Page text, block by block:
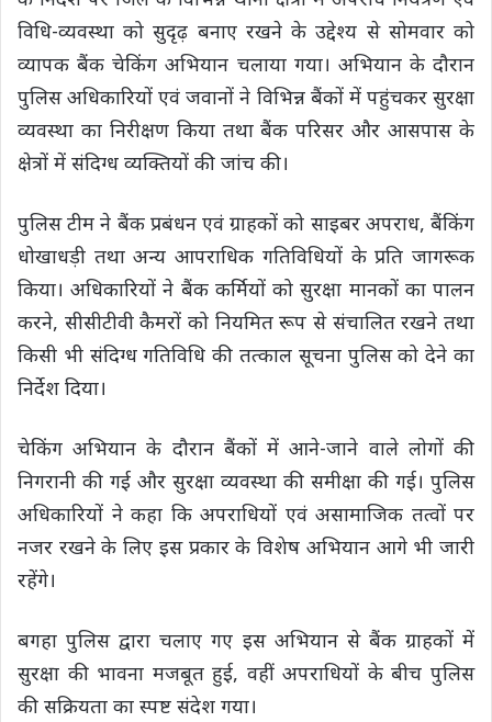
विधि-व्यवस्था को सुदृढ़ बनाए रखने के उद्देश्य से सोमवार को
व्यापक बैंक चेकिंग अभियान चलाया गया। अभियान के दौरान
पुलिस अधिकारियों एवं जवानों ने विभिन्न बैंकों में पहुंचकर सुरक्षा
व्यवस्था का निरीक्षण किया तथा बैंक परिसर और आसपास के
क्षेत्रों में संदिग्ध व्यक्तियों की जांच की।
पुलिस टीम ने बैंक प्रबंधन एवं ग्राहकों को साइबर अपराध, बैंकिंग
धोखाधड़ी तथा अन्य आपराधिक गतिविधियों के प्रति जागरूक
किया। अधिकारियों ने बैंक कर्मियों को सुरक्षा मानकों का पालन
करने, सीसीटीवी कैमरों को नियमित रूप से संचालित रखने तथा
किसी भी संदिग्ध गतिविधि की तत्काल सूचना पुलिस को देने का
निर्देश दिया।
चेकिंग अभियान के दौरान बैंकों में आने-जाने वाले लोगों की
निगरानी की गई और सुरक्षा व्यवस्था की समीक्षा की गई। पुलिस
अधिकारियों ने कहा कि अपराधियों एवं असामाजिक तत्वों पर
नजर रखने के लिए इस प्रकार के विशेष अभियान आगे भी जारी
रहेंगे।
बगहा पुलिस द्वारा चलाए गए इस अभियान से बैंक ग्राहकों में
सुरक्षा की भावना मजबूत हुई, वहीं अपराधियों के बीच पुलिस
की सक्रियता का स्पष्ट संदेश गया।